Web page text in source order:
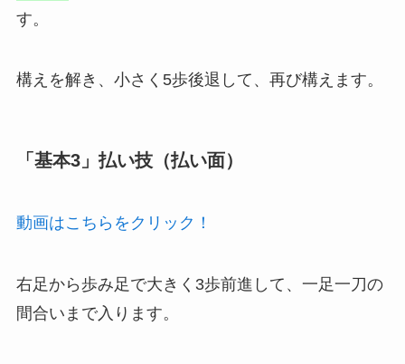
す。
構えを解き、小さく5歩後退して、再び構えます。
「基本3」払い技（払い面）
動画はこちらをクリック！
右足から歩み足で大きく3歩前進して、一足一刀の
間合いまで入ります。